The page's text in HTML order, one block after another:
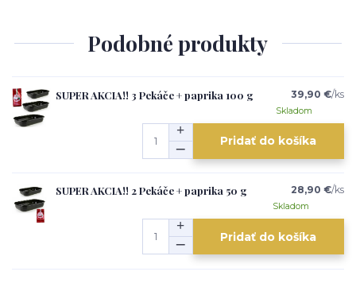
Podobné produkty
SUPER AKCIA!! 3 Pekáče + paprika 100 g 39,90 €/ks
Skladom
Pridať do košíka
SUPER AKCIA!! 2 Pekáče + paprika 50 g 28,90 €/ks
Skladom
Pridať do košíka